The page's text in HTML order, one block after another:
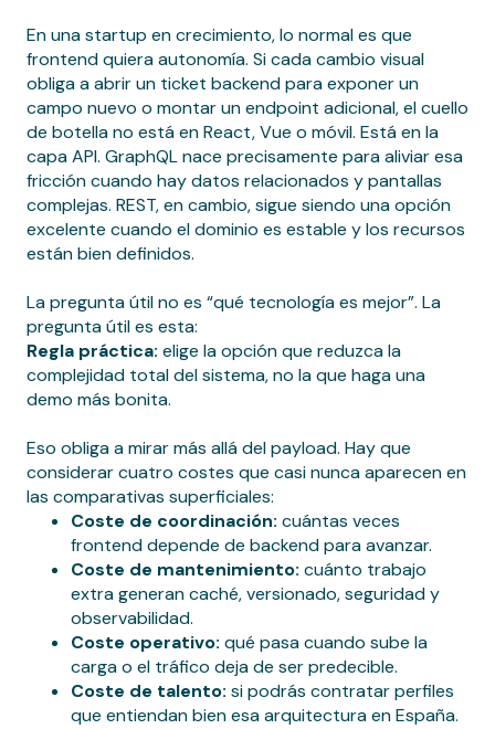
En una startup en crecimiento, lo normal es que
frontend quiera autonomía. Si cada cambio visual
obliga a abrir un ticket backend para exponer un
campo nuevo o montar un endpoint adicional, el cuello
de botella no está en React, Vue o móvil. Está en la
capa API. GraphQL nace precisamente para aliviar esa
fricción cuando hay datos relacionados y pantallas
complejas. REST, en cambio, sigue siendo una opción
excelente cuando el dominio es estable y los recursos
están bien definidos.
La pregunta útil no es “qué tecnología es mejor”. La
pregunta útil es esta:
Regla práctica: elige la opción que reduzca la
complejidad total del sistema, no la que haga una
demo más bonita.
Eso obliga a mirar más allá del payload. Hay que
considerar cuatro costes que casi nunca aparecen en
las comparativas superficiales:
Coste de coordinación: cuántas veces
frontend depende de backend para avanzar.
Coste de mantenimiento: cuánto trabajo
extra generan caché, versionado, seguridad y
observabilidad.
Coste operativo: qué pasa cuando sube la
carga o el tráfico deja de ser predecible.
Coste de talento: si podrás contratar perfiles
que entiendan bien esa arquitectura en España.